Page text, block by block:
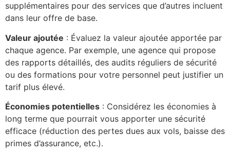
supplémentaires pour des services que d’autres incluent
dans leur offre de base.
Valeur ajoutée : Évaluez la valeur ajoutée apportée par
chaque agence. Par exemple, une agence qui propose
des rapports détaillés, des audits réguliers de sécurité
ou des formations pour votre personnel peut justifier un
tarif plus élevé.
Économies potentielles : Considérez les économies à
long terme que pourrait vous apporter une sécurité
efficace (réduction des pertes dues aux vols, baisse des
primes d’assurance, etc.).